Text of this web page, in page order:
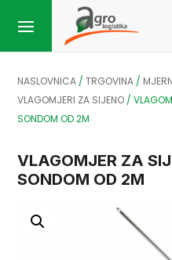
NASLOVNICA /TRGOVINA /
VLAGOMJERI ZA SIJENO /
SONDOM OD 2M
VLAGOMJER ZA
SONDOM OD 2M